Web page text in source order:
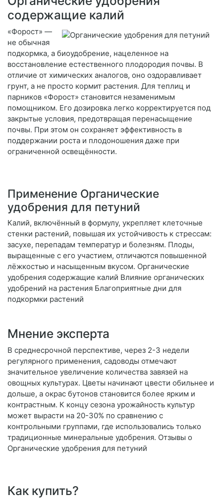
содержащие калий
«Форост» —
не обычная
подкормка, а биоудобрение, нацеленное на
восстановление естественного плодородия почвы. В
отличие от химических аналогов, оно оздоравливает
грунт, а не просто кормит растения. Для теплиц и
парников «Форост» становится незаменимым
помощником. Его дозировка легко корректируется под
закрытые условия, предотвращая перенасыщение
почвы. При этом он сохраняет эффективность в
поддержании роста и плодоношения даже при
ограниченной освещённости.
Применение Органические
удобрения для петуний
Калий, включённый в формулу, укрепляет клеточные
стенки растений, повышая их устойчивость к стрессам:
засухе, перепадам температур и болезням. Плоды,
выращенные с его участием, отличаются повышенной
лёжкостью и насыщенным вкусом. Органические
удобрения содержащие калий Влияние органических
удобрений на растения Благоприятные дни для
подкормки растений
Мнение эксперта
В среднесрочной перспективе, через 2-3 недели
регулярного применения, садоводы отмечают
значительное увеличение количества завязей на
овощных культурах. Цветы начинают цвести обильнее и
дольше, а окрас бутонов становится более ярким и
контрастным. К концу сезона урожайность культур
может вырасти на 20-30% по сравнению с
контрольными группами, где использовались только
традиционные минеральные удобрения. Отзывы о
Органические удобрения для петуний
Как купить?